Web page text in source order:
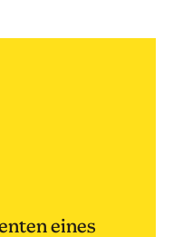
eines